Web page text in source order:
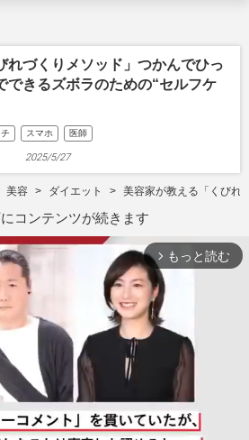
れづくりメソッド」つかんでひっ
できるズボラのための“セルフケ
スマホ 医師
2025/5/27
美容 ダイエット 美容家が教える「くびれ
コンテンツが続きます
arrow_forward_ios もっと読む